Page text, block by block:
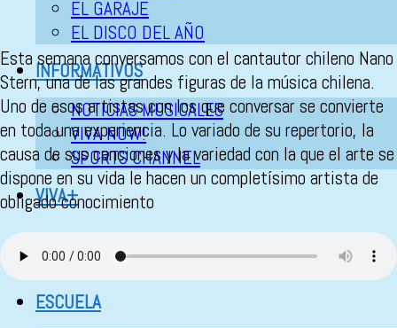
EL GARAJE
EL DISCO DEL AÑO
INFORMATIVOS
NOTICIAS MUSICALES
VIVA NOW!
SPORTS CHANNEL
VIVA+
MULTIMEDIA
ESCUELA
Esta semana conversamos con el cantautor chileno Nano
Stern, una de las grandes figuras de la música chilena.
Uno de esos artistas con los que conversar se convierte
en toda una experiencia. Lo variado de su repertorio, la
causa de sus canciones y la variedad con la que el arte se
dispone en su vida le hacen un completísimo artista de
obligado conocimiento